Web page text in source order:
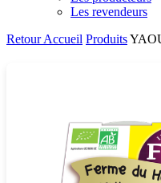
Les revendeurs
RetourAccueil Produits